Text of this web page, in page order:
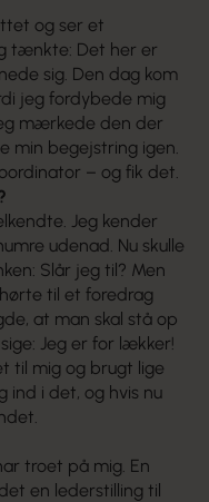
og ser et
tænkte: Det her er
sig. Den dag kom
jeg fordybede mig
mærkede den der
min begejstring igen.
– og fik det.
Jeg kender
udenad. Nu skulle
Slår jeg til? Men
til et foredrag
at man skal stå op
Jeg er for lækker!
til mig og brugt lige
ind i det, og hvis nu
troet på mig. En
en lederstilling til